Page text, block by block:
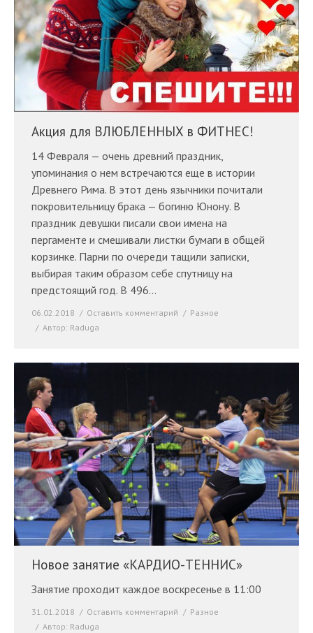
Акция для ВЛЮБЛЕННЫХ в ФИТНЕС!
14 Февраля — очень древний праздник,
упоминания о нем встречаются еще в истории
Древнего Рима. В этот день язычники почитали
покровительницу брака — богиню Юнону. В
праздник девушки писали свои имена на
пергаменте и смешивали листки бумаги в общей
корзинке. Парни по очереди тащили записки,
выбирая таким образом себе спутницу на
предстоящий год. В 496…
06.02.2018 Оставить комментарий
Разное
Автор: Raduga
Новое занятие «КАРДИО-ТЕННИС»
Занятие проходит каждое воскресенье в 11:00
31.01.2018 Оставить комментарий
Разное
Автор: Raduga